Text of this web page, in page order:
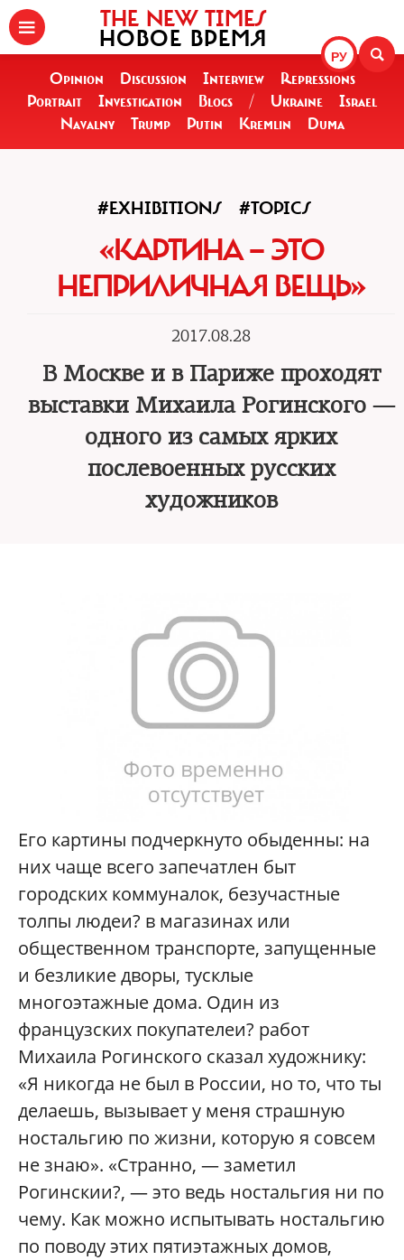
РУ
THE NEW TIMES
НОВОЕ ВРЕМЯ
Opinion Discussion Interview
Repressions
Portrait
Investigation Blogs / Ukraine
Israel
Navalny
Trump Putin Kremlin Duma
#EXHIBITIONS #TOPICS
«КАРТИНА — ЭТО
НЕПРИЛИЧНАЯ ВЕЩЬ»
2017.08.28
В Москве и в Париже проходят
выставки Михаила Рогинского —
одного из самых ярких
послевоенных русских
художников
Его картины подчеркнуто обыденны: на
них чаще всего запечатлен быт
городских коммуналок, безучастные
толпы людеи? в магазинах или
общественном транспорте, запущенные
и безликие дворы, тусклые
многоэтажные дома. Один из
французских покупателеи? работ
Михаила Рогинского сказал художнику:
«Я никогда не был в России, но то, что ты
делаешь, вызывает у меня страшную
ностальгию по жизни, которую я совсем
не знаю». «Странно, — заметил
Рогинскии?, — это ведь ностальгия ни по
чему. Как можно испытывать ностальгию
по поводу этих пятиэтажных домов,